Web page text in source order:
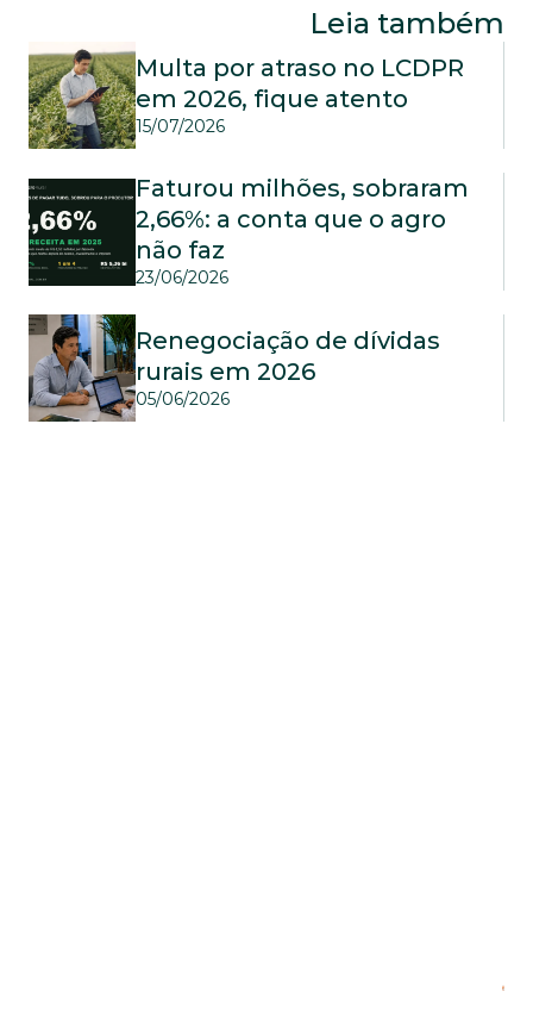
Leia também
Multa por atraso no LCDPR
em 2026, fique atento
15/07/2026
Faturou milhões, sobraram
2,66%: a conta que o agro
não faz
23/06/2026
Renegociação de dívidas
rurais em 2026
05/06/2026